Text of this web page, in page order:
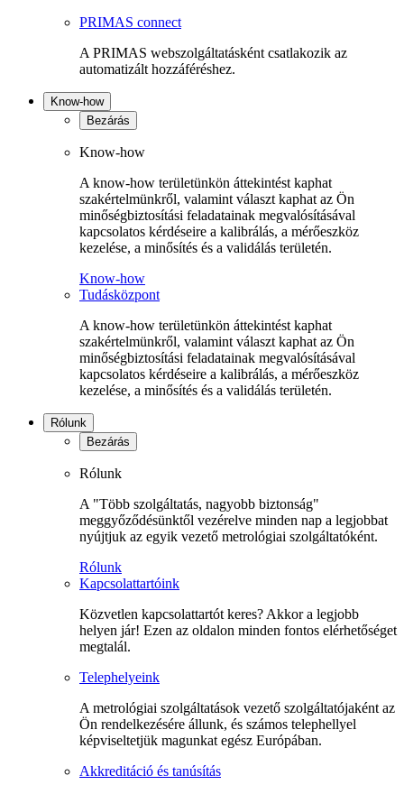
PRIMAS connect
A PRIMAS webszolgáltatásként csatlakozik az
automatizált hozzáféréshez.
Know-how
Bezárás
Know-how
A know-how területünkön áttekintést kaphat
szakértelmünkről, valamint választ kaphat az Ön
minőségbiztosítási feladatainak megvalósításával
kapcsolatos kérdéseire a kalibrálás, a mérőeszköz
kezelése, a minősítés és a validálás területén.
Know-how
Tudásközpont
A know-how területünkön áttekintést kaphat
szakértelmünkről, valamint választ kaphat az Ön
minőségbiztosítási feladatainak megvalósításával
kapcsolatos kérdéseire a kalibrálás, a mérőeszköz
kezelése, a minősítés és a validálás területén.
Rólunk
Bezárás
Rólunk
A "Több szolgáltatás, nagyobb biztonság"
meggyőződésünktől vezérelve minden nap a legjobbat
nyújtjuk az egyik vezető metrológiai szolgáltatóként.
Rólunk
Kapcsolattartóink
Közvetlen kapcsolattartót keres? Akkor a legjobb
helyen jár! Ezen az oldalon minden fontos elérhetőséget
megtalál.
Telephelyeink
A metrológiai szolgáltatások vezető szolgáltatójaként az
Ön rendelkezésére állunk, és számos telephellyel
képviseltetjük magunkat egész Európában.
Akkreditáció és tanúsítás